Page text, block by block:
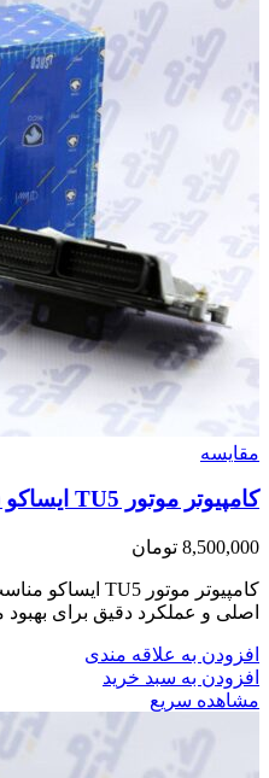
مقایسه
کامپیوتر موتور TU5 ایساکو ۴۰۵ پارس
8,500,000 تومان
اصلی و عملکرد دقیق برای
افزودن به علاقه مندی
افزودن به سبد خرید
مشاهده سریع